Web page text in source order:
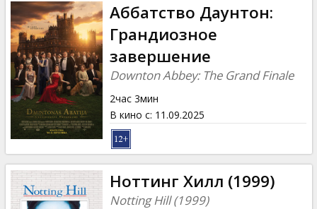
Подарки
Кинозакуски
B2B
Аббатство Даунтон:
Грандиозное
завершение
Downton Abbey: The Grand Finale
2час 3мин
В кино с: 11.09.2025
Ноттинг Хилл (1999)
Notting Hill (1999)